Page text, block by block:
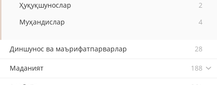
Ҳуқуқшунослар
2
Муҳандислар
4
Диншунос ва маърифатпарварлар 28
Маданият 188